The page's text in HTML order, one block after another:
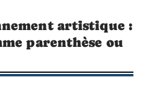
artistique :
parenthèse ou